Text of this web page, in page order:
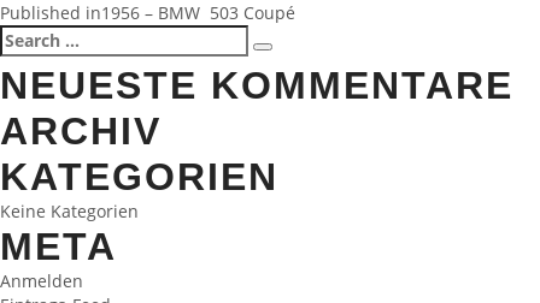
BEITRAGSNAVIGATION
Published in1956 – BMW 503 Coupé
Search
for:
Search
NEUESTE KOMMENTARE
ARCHIV
KATEGORIEN
Keine Kategorien
META
Anmelden